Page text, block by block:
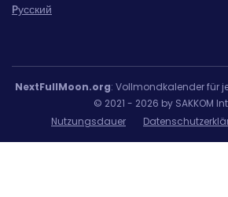
Pусский
NextFullMoon.org: Vollmondkalender für
© 2021 - 2026 by SAKKOM
Nutzungsdauer